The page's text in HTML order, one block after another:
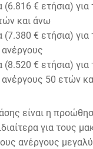
(6.816 € ετήσια)
και άνω
(7.380 € ετήσια) για
(8.520 € ετήσια) για
ανέργους 50 ετών
είναι η
για τους
ανέργους